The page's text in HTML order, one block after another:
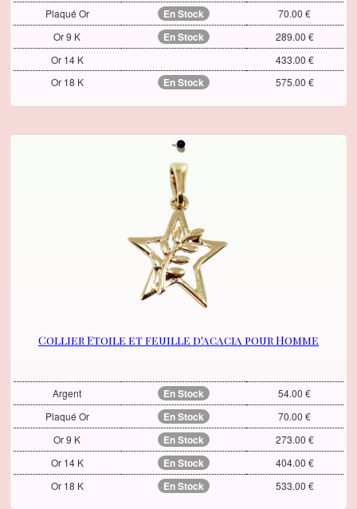
Plaqué Or En Stock
70.00 €
Or 9 K
En Stock
289.00 €
Or 14 K
433.00 €
Or 18 K
En Stock 575.00 €
Collier Etoile et feuille d'acacia pour Homme
Argent En Stock
54.00 €
Plaqué Or
En Stock
70.00 €
Or 9 K
En Stock
273.00 €
Or 14 K
En Stock
404.00 €
Or 18 K
En Stock 533.00 €